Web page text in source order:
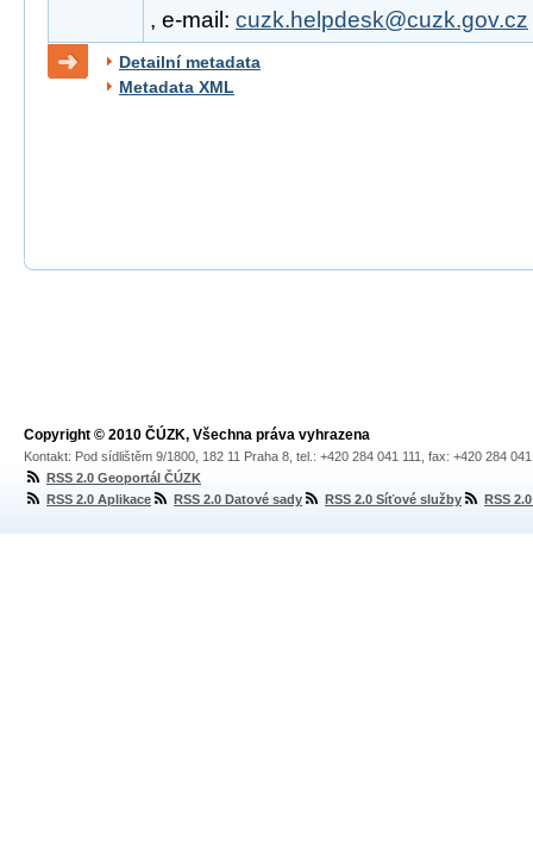
, e-mail: cuzk.helpdesk@cuzk.gov.cz
Detailní metadata
Metadata XML
Copyright © 2010 ČÚZK, Všechna práva vyhrazena
Kontakt: Pod sídlištěm 9/1800, 182 11 Praha 8, tel.: +420 284 041 111, fax: +420 284
RSS 2.0 Geoportál ČÚZK
RSS 2.0 Aplikace
RSS 2.0 Datové sady RSS 2.0 Síťové služby RSS